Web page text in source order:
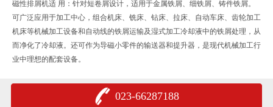
磁性排屑机适 用：针对短卷屑设计，适用于金属铁屑、细铁屑、铸件铁屑。
可广泛应用于加工中心，组合机床、铣床、钻床、拉床、自动车床、齿轮加工
机床等机械加工设备和自动线的铁屑运输及湿式加工冷却液中的铁屑处理，从
而净化了冷却液。还可作为导磁小零件的输送器和提升器，是现代机械加工行
业中理想的配套设备。
023-66287188